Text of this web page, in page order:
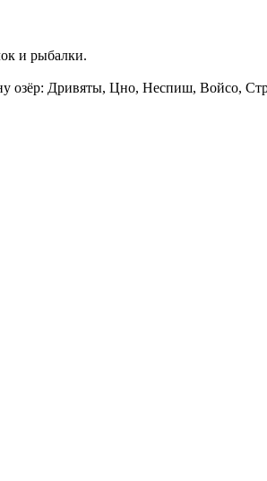
и рыбалки.
озёр: Дривяты, Цно, Неспиш, Войсо,